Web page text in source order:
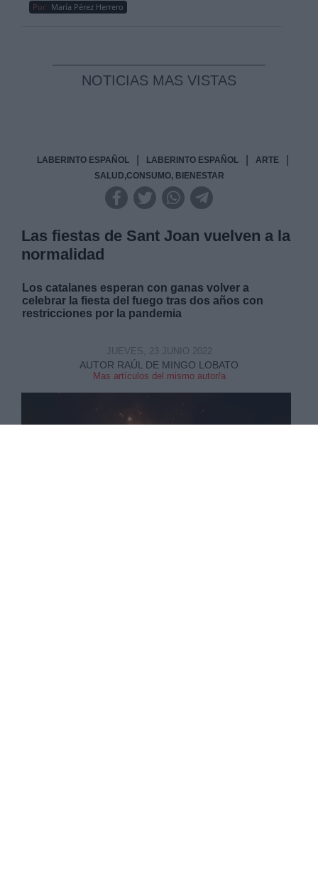
Por María Pérez Herrero
NOTICIAS MAS VISTAS
LABERINTO ESPAÑOL LABERINTO ESPAÑOL ARTE
SALUD,CONSUMO, BIENESTAR
Las fiestas de Sant Joan vuelven a la
normalidad
Los catalanes esperan con ganas volver a
celebrar la fiesta del fuego tras dos años con
restricciones por la pandemia
AUTOR RAÚL DE MINGO LOBATO
Mas artículos del mismo autor/a
JUEVES, 23 JUNIO 2022